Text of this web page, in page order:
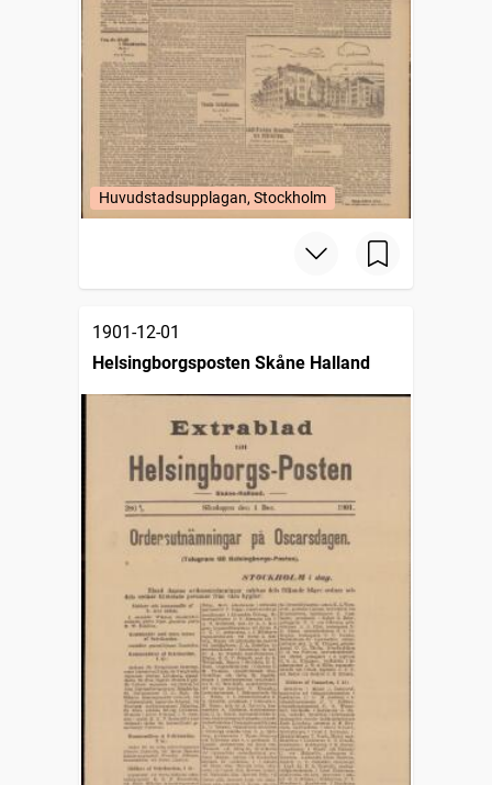
Huvudstadsupplagan, Stockholm
1901-12-01
Helsingborgsposten Skåne Halland